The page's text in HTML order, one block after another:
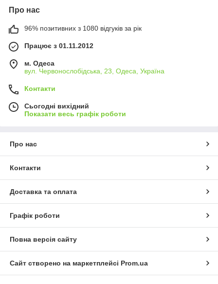
Про нас
96% позитивних з 1080 відгуків за рік
Працює з 01.11.2012
м. Одеса
вул. Червонослобідська, 23, Одеса, Україна
Контакти
Сьогодні вихідний
Показати весь графік роботи
Про нас
Контакти
Доставка та оплата
Графік роботи
Повна версія сайту
Сайт створено на маркетплейсі Prom.ua